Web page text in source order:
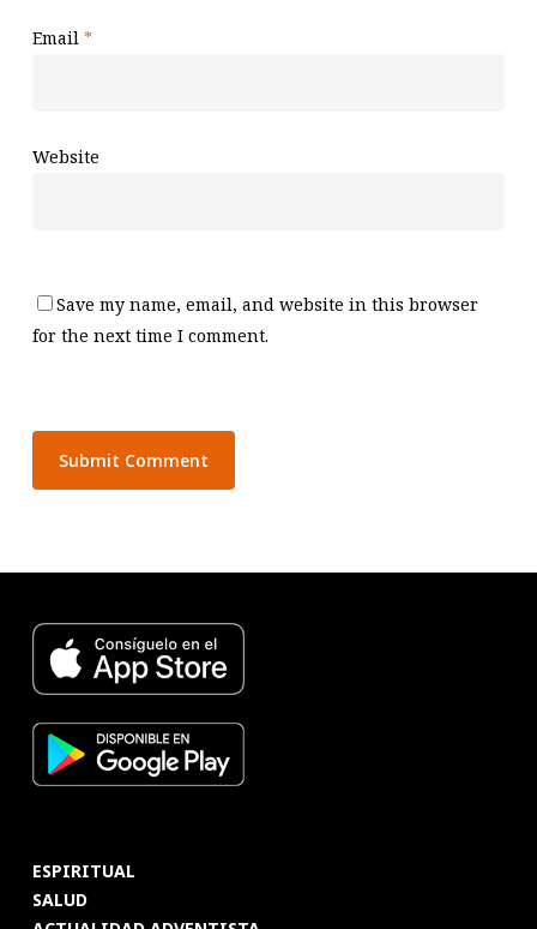
Email *
Website
Save my name, email, and website in this browser
for the next time I comment.
ESPIRITUAL
SALUD